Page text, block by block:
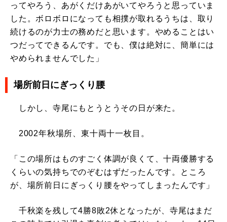
ってやろう、あがくだけあがいてやろうと思っていま
した。ボロボロになっても相撲が取れるうちは、取り
続けるのが力士の務めだと思います。やめることはい
つだってできるんです。でも、僕は絶対に、簡単には
やめられませんでした」
場所前日にぎっくり腰
しかし、寺尾にもとうとうその日が来た。
2002年秋場所、東十両十一枚目。
「この場所はものすごく体調が良くて、十両優勝する
くらいの気持ちでのぞむはずだったんです。ところ
が、場所前日にぎっくり腰をやってしまったんです」
千秋楽を残して4勝8敗2休となったが、寺尾はまだ